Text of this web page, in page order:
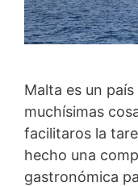
Malta es un
muchísimas
facilitaros la
hecho una
gastronómica